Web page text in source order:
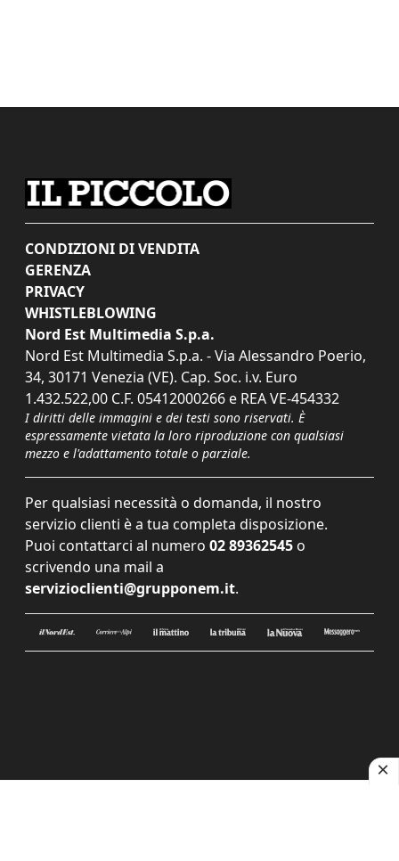
CONDIZIONI DI VENDITA
GERENZA
PRIVACY
WHISTLEBLOWING
Nord Est Multimedia S.p.a.
Nord Est Multimedia S.p.a. - Via Alessandro Poerio,
34, 30171 Venezia (VE). Cap. Soc. i.v. Euro
1.432.522,00 C.F. 05412000266 e REA VE-454332
I diritti delle immagini e dei testi sono riservati. È
espressamente vietata la loro riproduzione con qualsiasi
mezzo e l'adattamento totale o parziale.
Per qualsiasi necessità o domanda, il nostro
servizio clienti è a tua completa disposizione.
Puoi contattarci al numero 02 89362545 o
scrivendo una mail a
servizioclienti@grupponem.it.